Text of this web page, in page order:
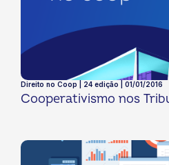
Direito no Coop | 24 edição | 01/01/2016
Cooperativismo nos